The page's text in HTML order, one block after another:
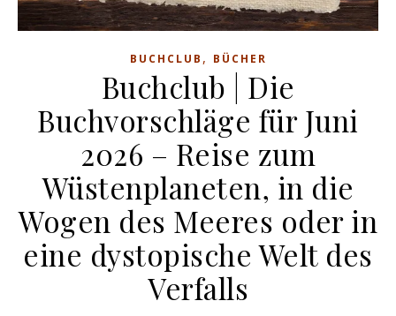
BUCHCLUB , BÜCHER
Buchclub | Die
Buchvorschläge für Juni
2026 – Reise zum
Wüstenplaneten, in die
Wogen des Meeres oder in
eine dystopische Welt des
Verfalls